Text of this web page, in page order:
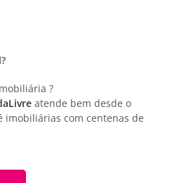
?
atende bem desde o
com centenas de